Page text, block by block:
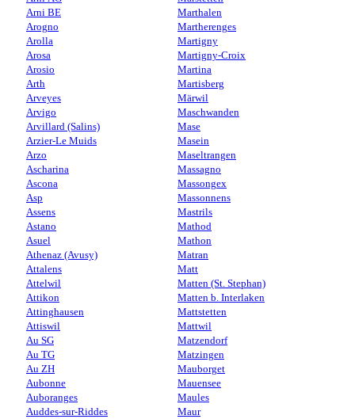
Arni BE
Arogno
Arolla
Arosa
Arosio
Arth
Arveyes
Arvigo
Arvillard (Salins)
Arzier-Le Muids
Arzo
Ascharina
Ascona
Asp
Assens
Astano
Asuel
Athenaz (Avusy)
Attalens
Attelwil
Attikon
Attinghausen
Attiswil
Au SG
Au TG
Au ZH
Aubonne
Auboranges
Auddes-sur-Riddes
Marthalen
Martherenges
Martigny
Martigny-Croix
Martina
Martisberg
Märwil
Maschwanden
Mase
Masein
Maseltrangen
Massagno
Massongex
Massonnens
Mastrils
Mathod
Mathon
Matran
Matt
Matten (St. Stephan)
Matten b. Interlaken
Mattstetten
Mattwil
Matzendorf
Matzingen
Mauborget
Mauensee
Maules
Maur